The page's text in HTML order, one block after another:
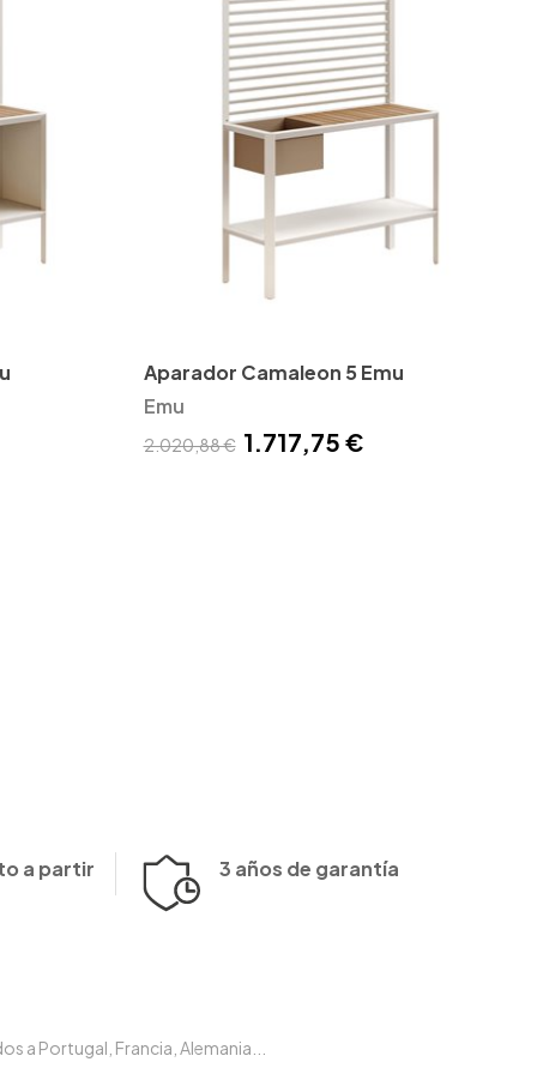
Aparador Camaleon 5 Emu
Emu
2.020,88 € 1.717,75 €
a partir 3 años de garantía
a Portugal, Francia, Alemania...